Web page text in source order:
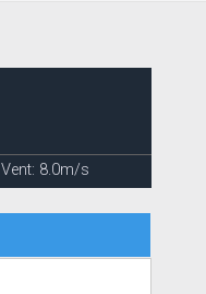
Vent: 8.0m/s